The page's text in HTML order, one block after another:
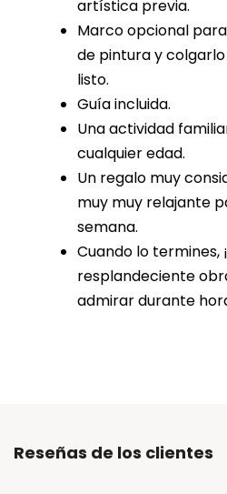
artística previa.
Marco opcional
de pintura y
listo.
Guía incluida.
Una actividad
cualquier edad.
Un regalo muy
muy muy relajante
semana.
Cuando lo termines,
resplandeciente
admirar durante
Reseñas de los clientes